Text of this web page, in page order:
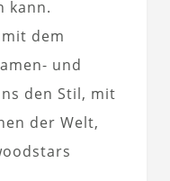
kann.
dem
und
den Stil, mit
der Welt,